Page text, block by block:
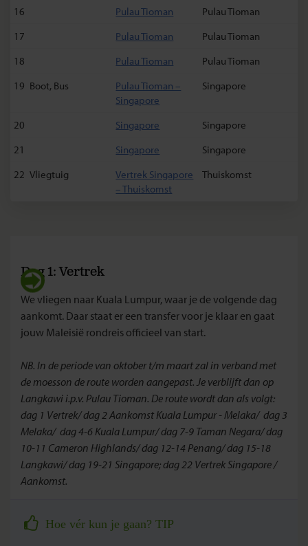
16 Pulau Tioman
Pulau Tioman
17
Pulau Tioman
Pulau Tioman
18
Pulau Tioman
Pulau Tioman
19 Boot, Bus
Pulau Tioman –
Singapore
Singapore
20 Singapore
Singapore
21
Singapore
Singapore
22 Vliegtuig
Vertrek Singapore
– Thuiskomst
Thuiskomst
Dag 1: Vertrek
We vliegen naar Kuala Lumpur, waar je de volgende dag
aankomt. Daar staat er een transfer voor je klaar en gaat
jouw Maleisië rondreis officieel van start.
NB. In de periode van oktober t/m maart zal in verband met
de moesson de route worden aangepast. Je verblijft dan op
Langkawi i.p.v. Pulau Tioman. De route wordt dan als volgt:
dag 1 Vertrek/ dag 2 Aankomst Kuala Lumpur - Melaka/ dag 3
Melaka/ dag 4-6 Kuala Lumpur/ dag 7-9 Taman Negara/ dag
10-11 Cameron Highlands/ dag 12-14 Penang/ dag 15-18
Langkawi/ dag 19-21 Singapore; dag 22 Vertrek Singapore /
Aankomst.
Hoe vér kun je gaan? TIP